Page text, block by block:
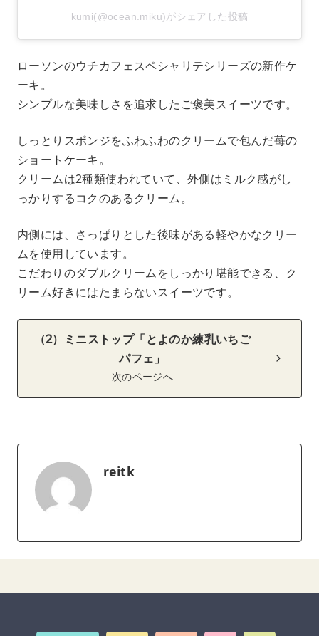
kumi(@ocean.miku)がシェアした投稿
ローソンのウチカフェスペシャリテシリーズの新作ケ
ーキ。
シンプルな美味しさを追求したご褒美スイーツです。
しっとりスポンジをふわふわのクリームで包んだ苺の
ショートケーキ。
クリームは2種類使われていて、外側はミルク感がし
っかりするコクのあるクリーム。
内側には、さっぱりとした後味がある軽やかなクリー
ムを使用しています。
こだわりのダブルクリームをしっかり堪能できる、ク
リーム好きにはたまらないスイーツです。
（2）ミニストップ「とよのか練乳いちご
パフェ」
次のページへ
reitk